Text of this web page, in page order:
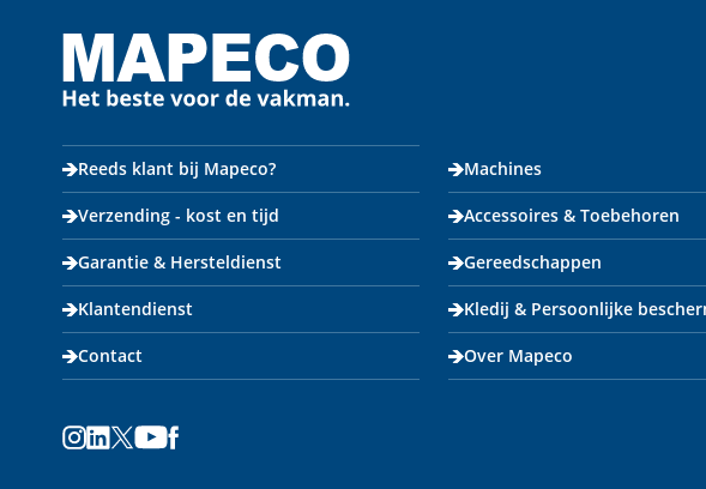
Reeds klant bij Mapeco?
Verzending - kost en tijd
Garantie & Hersteldienst
Klantendienst
Contact
Machines
Accessoires & Toebehoren
Gereedschappen
Kledij & Persoonlijke
Over Mapeco